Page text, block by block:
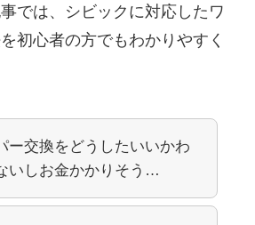
では、シビックに対応したワ
初心者の方でもわかりやすく
ー交換をどうしたいいかわ
いしお金かかりそう…